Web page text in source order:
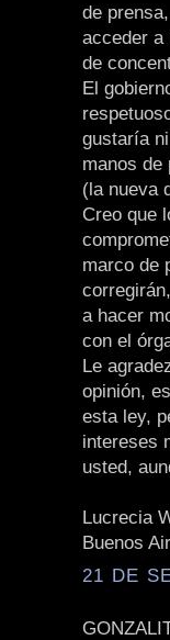
de
acceder a
de
El
gustaría
manos de
(la nueva
Creo que
marco de
a hacer
con el
Le
opinión,
esta ley,
intereses
usted,
Lucrecia
Buenos
21 DE